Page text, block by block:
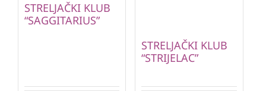
STRELJAČKI KLUB
“SAGGITARIUS”
STRELJAČKI KLUB
“STRIJELAC”